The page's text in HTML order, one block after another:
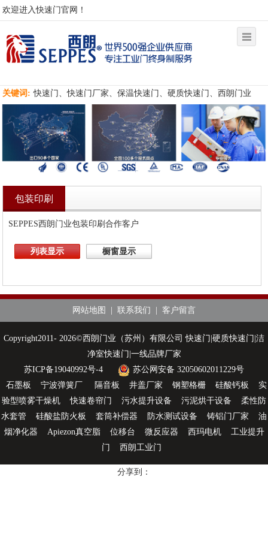
欢迎进入快速门官网！
关键词: 快速门、快速门厂家、保温快速门、硬质快速门、西朗门业
包装印刷
SEPPES西朗门业包装印刷合作客户
列表显示 橱窗显示
网站地图 联系我们 客户留言
Copyright2011- 2026©西朗门业（苏州）有限公司 快速门|硬质快速门|洁
净室快速门|一线品牌厂家
苏ICP备19040992号-4
苏公网安备 32050602011229号
石墨板
宁波弹簧厂 隔音板 井盖厂家 钢塑格栅 硅酸钙板
实
验型喷雾干燥机
快速卷帘门 污水提升设备 污泥烘干设备
柔性防
水套管
硅酸盐防火板 套筒补偿器 防水测试设备 铸铝门厂家
油
烟净化器
Apiezon真空脂 位移台 微反应器 西玛电机
工业提升
门
西朗工业门
分享到：